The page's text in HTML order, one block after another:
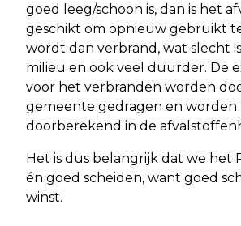
goed leeg/schoon is, dan is het
geschikt om opnieuw gebruikt
wordt dan verbrand, wat slecht
milieu en ook veel duurder. De
voor het verbranden worden
gemeente gedragen en
doorberekend in de
Het is dus belangrijk dat we het
én goed scheiden, want goed
winst.